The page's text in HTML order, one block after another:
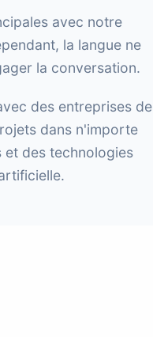
avec notre
la langue ne
la conversation.
des entreprises de
dans n'importe
et des technologies